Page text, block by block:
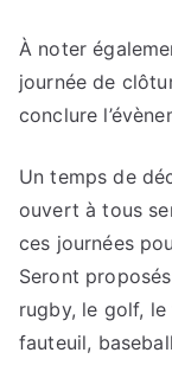
À noter
journée de
conclure
Un temps de
ouvert à tous
ces journées
Seront
rugby, le golf, le
fauteuil,